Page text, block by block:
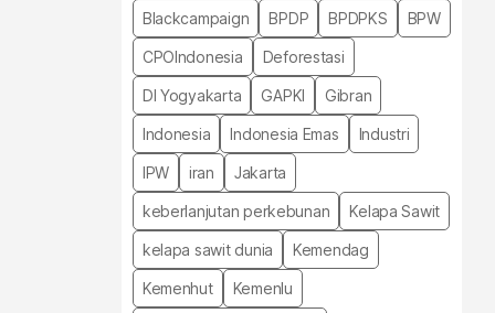
Blackcampaign BPDP BPDPKS BPW
CPOIndonesia Deforestasi
DI Yogyakarta GAPKI Gibran
Indonesia Indonesia Emas Industri
IPW iran Jakarta
keberlanjutan perkebunan Kelapa Sawit
kelapa sawit dunia Kemendag
Kemenhut Kemenlu